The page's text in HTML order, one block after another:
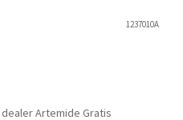
1237010A
Artemide Gratis